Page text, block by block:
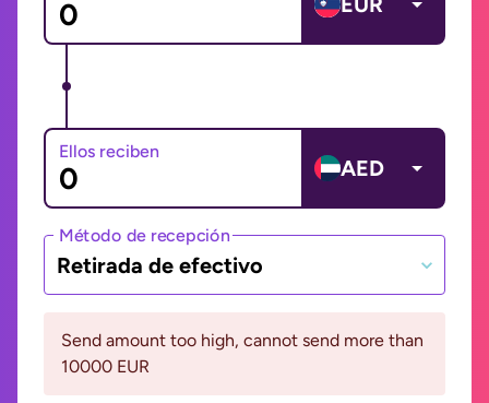
Ellos reciben
AED
Método de recepción
Retirada de efectivo
Send amount too high, cannot send more than
10000 EUR